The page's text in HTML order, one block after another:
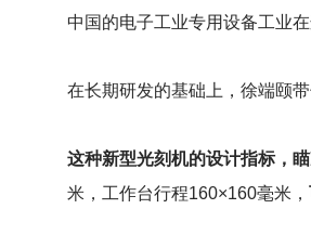
中国的电子工业专用设备工业
在长期研发的基础上，徐端颐
这种新型光刻机的设计指标，
米，工作台行程160×160毫米，